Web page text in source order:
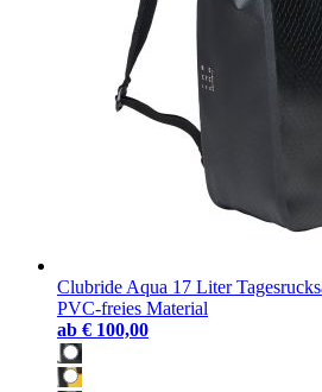
Clubride Aqua 17 Liter
PVC-freies Material
ab € 100,00